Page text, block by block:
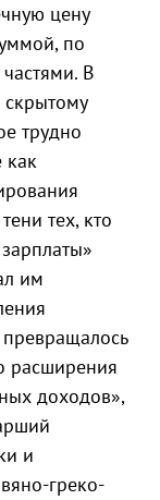
цену
по
частями. В
трудно
как
тех, кто
им
расширения
доходов»,
и
греко-